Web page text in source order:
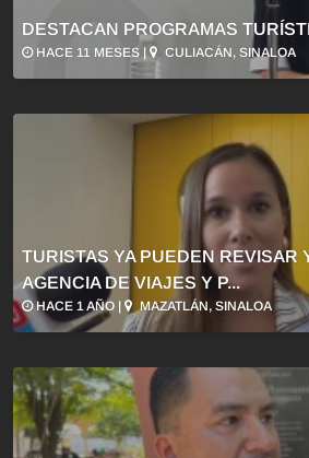
DESTACAN PROGRAMAS
HACE 11 MESES | CULIACÁN, SINALOA
TURISTAS YA PUEDEN REVISAR
AGENCIA DE VIAJES Y P...
HACE 1 AÑO | MAZATLÁN, SINALOA